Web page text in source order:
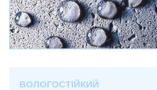
ВОЛОГОСТІЙКИЙ